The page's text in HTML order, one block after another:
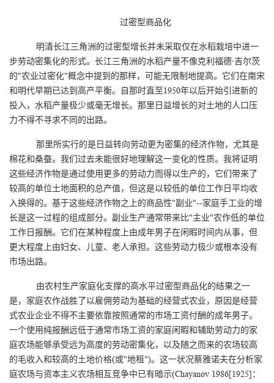
过密型商品化
明清长江三角洲的过密型增长并未采取仅在水稻栽培中进一
步劳动密集化的形式。长江三角洲的水稻产量不像克利福德·吉尔茨
的"农业过密化"概念中提到的那样，可能无限制地提高。它们在南宋
和明代早期已达到高产平衡。自那时直至1950年以后开始引进新的
投入，水稻产量极少或毫无增长。那里日益增长的对土地的人口压
力不得不寻求不同的出路。
那里所实行的是日益转向劳动更为密集的经济作物，尤其是
棉花和桑蚕。我们过去未能很好地理解这一变化的性质。我将证明
这些经济作物是通过使用更多的劳动力而得以生产的，它们带来了
较高的单位土地面积的总产值，但这是以较低的单位工作日平均收
入换得的。基于这些经济作物之上的商品性"副业"--家庭手工业的增
长是这一过程的组成部分。副业生产通常带来比"主业"农作低的单位
工作日报酬。它们在某种程度上由成年男子在闲暇时间内从事，但
更大程度上由妇女、儿童、老人承担。这些劳动力极少或根本没有
市场出路。
由农村生产家庭化支撑的高水平过密型商品化的结果之一
是，家庭农作战胜了以雇佣劳动为基础的经营式农业，原因是经营
式农业企业不得不主要依靠按照通常的市场工资付酬的成年男子。
一个使用纯报酬远低于通常市场工资的家庭闲暇和辅助劳动力的家
庭农场能够承受远为高度的劳动密集化，以及随之而来的农场较高
的毛收入和较高的土地价格(或"地租")。这一状况蔡雅诺夫在分析家
庭农场与资本主义农场相互竞争中已有暗示(Chayanov 1986[1925]：